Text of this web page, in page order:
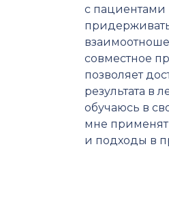
с
совместное
позволяет
результата в
обучаюсь в
мне
и подходы в